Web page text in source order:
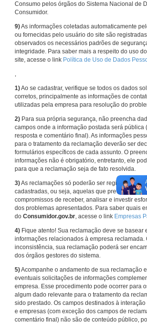
Consumo pelos órgãos do Sistema Nacional de
Consumidor.
9)As informações coletadas automaticamente
ou fornecidas pelo usuário do site são
observados os necessários padrões de
integridade. Para saber mais a respeito do uso
site, acesse o link Política de Uso de Dados
,
1)Ao se cadastrar, verifique se todos os dados
corretos, principalmente as informações de
utilizadas pela empresa para resolução do
2) Para sua própria segurança, não preencha
campos onde a informação postada será pública
resposta e comentário final). As informações
para o tratamento da reclamação deverão ser
formulários específicos de cada assunto. O
informações não é obrigatório, entretanto, ele
para que a reclamação seja de fato resolvida.
3)As reclamações só poderão ser registradas
cadastradas, ou seja, aquelas que previamente
compromissos de receber, analisar e investir
dos problemas apresentados. Para saber quais
do Consumidor.gov.br, acesse o link Empresas
4) Fique atento! Sua reclamação deve se basear
informações relacionados à empresa reclamada.
inconsistência, sua reclamação poderá ser
dos órgãos gestores do sistema.
5)Acompanhe o andamento de sua reclamação
eventuais solicitações de informações
empresa. Esse procedimento pode ocorrer para
algum dado relevante para o tratamento da
sido prestado. Os campos destinados à
e empresas (com exceção dos campos de
comentário final) não são de conteúdo público,